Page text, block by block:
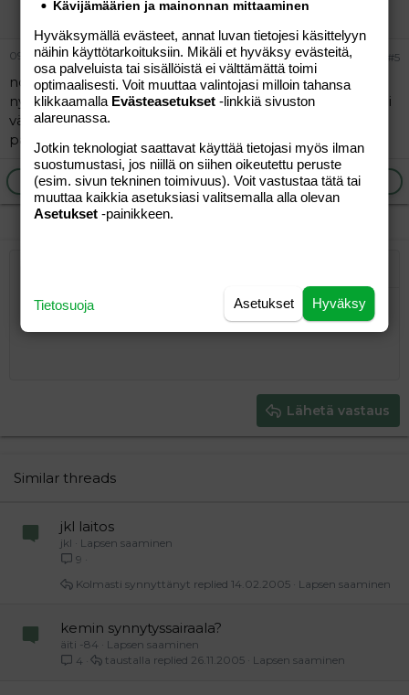
mutta pidä puoles siellä... :wave:
Vieras
09.02.2005 #5
noista hoitajista vielä,siellä oli paljon nuorenpaa sakkia
nyt,ja itekki hoksasin että tää vanhenpi henkilö kunta oli
välillä tosi tylyä,ja aina kauhee kiire,nuoremmilla oli
paljon eemmän iakaa vastata kysymyksiin osastolla.
Vastaa
Ilmoita asiaton viesti
Järjestämätön lista
Fontin koko
9
10
26
TekstiväriKirjasintyyli
Book Antiqua
Rivinsisäinen koodi
Rivinsisäinen spoiler
Tasaus Tasaa vasemmalle
Paragraph format
LainausLisää video/media
Lisää taulukko
Insert horizontal line
Tee uudelleen
BBCode-näkymä
Poista muotoiluTallenna luonnos
Poista luonnos
Kirjoita vastaus...
Lähetä vastaus
Similar threads
jkl laitos
jkl
Lapsen saaminen
9
Lapsen saaminen
14.02.2005
Kolmasti synnyttänyt
kemin synnytyssairaala?
äiti -84
Lapsen saaminen
4
Lapsen saaminen
26.11.2005
taustalla
Kävijämäärien ja mainonnan mittaaminen
Hyväksymällä evästeet, annat luvan tietojesi käsittelyyn
näihin käyttötarkoituksiin. Mikäli et hyväksy evästeitä,
osa palveluista tai sisällöistä ei välttämättä toimi
optimaalisesti. Voit muuttaa valintojasi milloin tahansa
klikkaamalla Evästeasetukset -linkkiä sivuston
alareunassa.
Jotkin teknologiat saattavat käyttää tietojasi myös ilman
suostumustasi, jos niillä on siihen oikeutettu peruste
(esim. sivun tekninen toimivuus). Voit vastustaa tätä tai
muuttaa kaikkia asetuksiasi valitsemalla alla olevan
Asetukset -painikkeen.
Hyväksy
Asetukset
Tietosuoja